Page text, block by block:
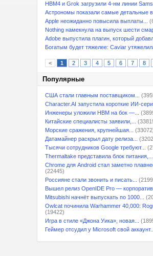
HBM4 и Grok загрузили 4-нм линии
Астрономы показали самые детальные в
Apple неожиданно повысила выплаты...
Nothing намекнула на выпуск шести
Adobe выпустила плагин, который
Богатым будет тяжелее: Caviar
< 1 2 3 4 5 6 7 8
Популярные
США стали главным поставщиком...
Character.AI запустила короткие ИИ-
Инженеры уложили HBM на бок —...
Китайские специалисты заявили,...
Морские сражения, крупнейшая...
Датамайнер раскрыл дату релиза...
Тысячи сотрудников Google требуют...
Thermaltake представила блок питания,...
Chrome для Android стал заметно
(22445)
Россияне стали звонить и писать...
Вышел релиз OpenIDE Pro —
Mitsubishi начнёт выпускать по 1000...
Owlcat починила Warhammer 40,000:
(19422)
Игра в стиле «Джона Уика», новая...
Геймер отсудил у Microsoft свой аккаунт...